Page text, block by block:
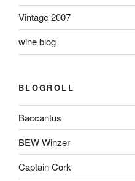
Vintage 2007
wine blog
BLOGROLL
Baccantus
BEW Winzer
Captain Cork